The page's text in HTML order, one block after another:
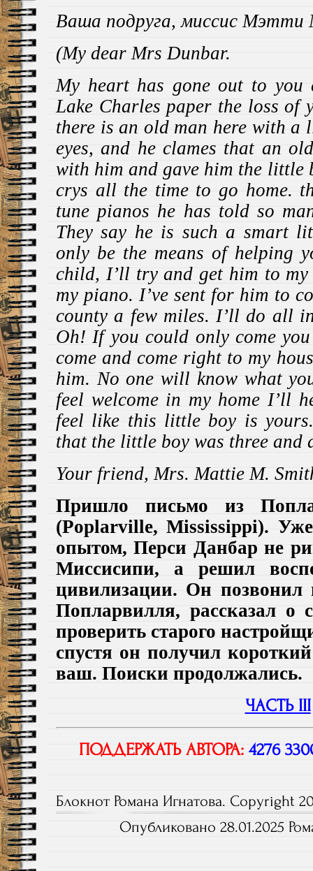
Ваша подруга, миссис
(My dear Mrs Dunbar.
My heart has gone out to
Lake Charles paper the loss
there is an old man here with
eyes, and he clames that an
with him and gave him the little
crys all the time to go home.
tune pianos he has told so
They say he is such a smart
only be the means of helping
child, I’ll try and get him to my
my piano. I’ve sent for him to
county a few miles. I’ll do all
Oh! If you could only come
come and come right to my
him. No one will know what
feel welcome in my home I’ll
feel like this little boy is
that the little boy was three and
Your friend, Mrs. Mattie M.
Пришло письмо из
(Poplarville, Mississippi).
опытом, Перси Данбар не
Миссисипи, а решил
цивилизации. Он позвонил
Попларвилля, рассказал о
проверить старого
спустя он получил
ваш. Поиски продолжались.
ЧАСТЬ III
ПОДДЕРЖАТЬ АВТОРА: 4276
Блокнот Романа Игнатова. Copyright
Опубликовано 28.01.2025